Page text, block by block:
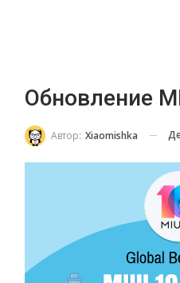
Обновление
Автор: Xiaomishka